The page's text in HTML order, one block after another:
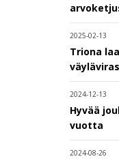
2025-02-13
Triona
2024-12-13
Hyvää
vuotta
2024-08-26